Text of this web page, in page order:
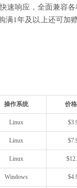
速响应，全面兼容
满1年及以上还可加
操作系统 价
Linux
Linux
Linux
Windows